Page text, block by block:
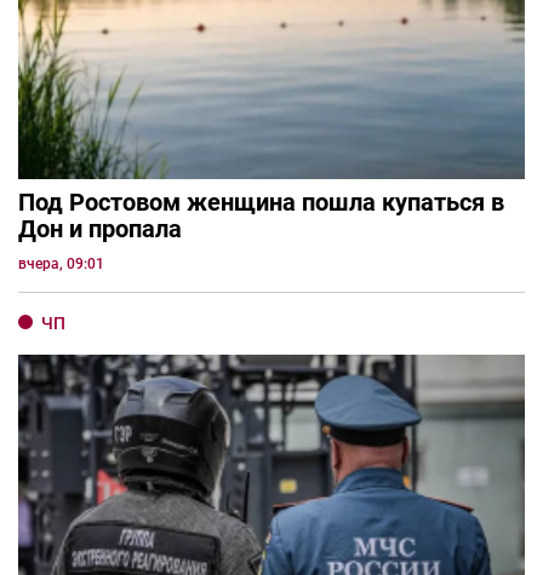
Под Ростовом женщина пошла купаться в
Дон и пропала
вчера, 09:01
ЧП